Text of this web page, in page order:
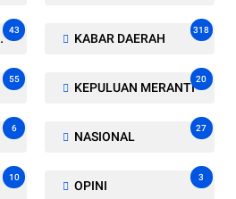
43
KABAR DAERAH
318
55
KEPULUAN MERANTI
20
6
NASIONAL
27
10
OPINI
3